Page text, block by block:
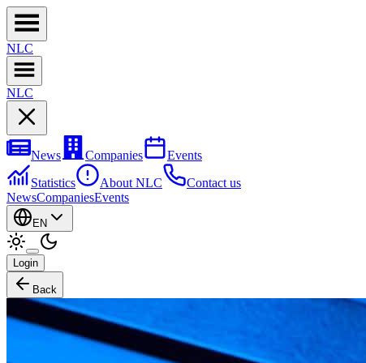
NLC
NLC
News Companies
Events
Statistics
About NLC
Contact us
NewsCompaniesEvents
EN
Login
Back